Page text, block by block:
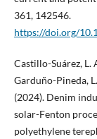
361, 142546.
https://doi.org/
Castillo-Suárez, L.
Garduño-Pineda,
(2024). Denim
solar-Fenton
polyethylene